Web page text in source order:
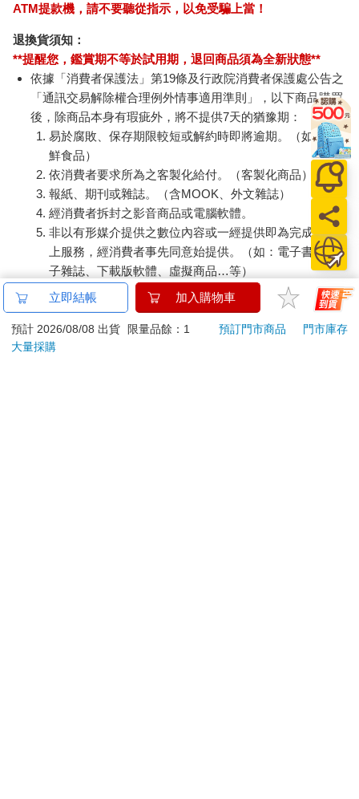
ATM提款機，請不要聽從指示，以免受騙上當！
退換貨須知：
**提醒您，鑑賞期不等於試用期，退回商品須為全新狀態**
依據「消費者保護法」第19條及行政院消費者保護處公告之
「通訊交易解除權合理例外情事適用準則」，以下商品購買
後，除商品本身有瑕疵外，將不提供7天的猶豫期：
易於腐敗、保存期限較短或解約時即將逾期。（如：生
鮮食品）
依消費者要求所為之客製化給付。（客製化商品）
報紙、期刊或雜誌。（含MOOK、外文雜誌）
經消費者拆封之影音商品或電腦軟體。
非以有形媒介提供之數位內容或一經提供即為完成之線
上服務，經消費者事先同意始提供。（如：電子書、電
子雜誌、下載版軟體、虛擬商品…等）
已拆封之個人衛生用品。（如：內衣褲、刮鬍刀、除毛
刀…等）
若非上列種類商品，均享有到貨7天的猶豫期（含例假
日）。
立即結帳 加入購物車
預計 2026/08/08 出貨 限量品餘：1 預訂門市商品
門市庫存
大量採購